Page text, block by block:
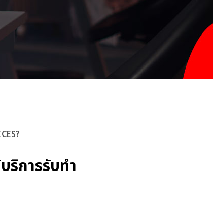
ริการรับทำ